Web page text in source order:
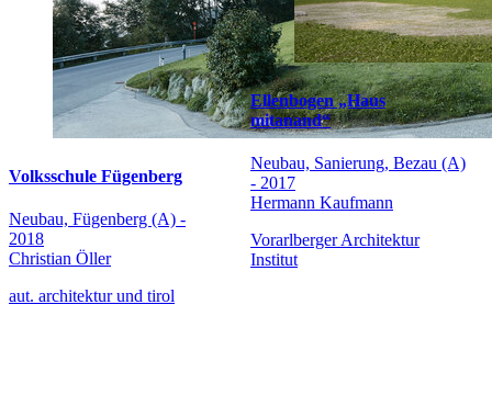
Volksschule Fügenberg
Neubau, Fügenberg (A) -
2018
Christian Öller
aut. architektur und tirol
Ellenbogen „Haus
mitanand“
Neubau, Sanierung, Bezau (A)
- 2017
Hermann Kaufmann
Vorarlberger Architektur
Institut